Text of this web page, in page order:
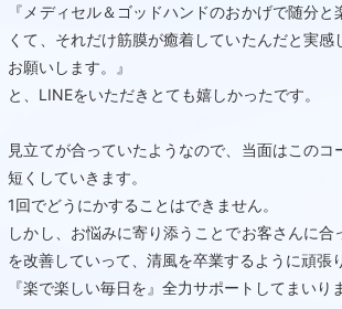
『メディセル＆ゴッドハンドのおかげで随分
くて、それだけ筋膜が癒着していたんだと実
お願いします。』
と、LINEをいただきとても嬉しかったです。
見立てが合っていたようなので、当面はこの
短くしていきます。
1回でどうにかすることはできません。
しかし、お悩みに寄り添うことでお客さんに
を改善していって、清風を卒業するように頑張
『楽で楽しい毎日を』全力サポートしてまいり